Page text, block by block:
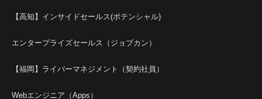
【高知】インサイドセールス(ポテンシャル)
エンタープライズセールス（ジョブカン）
【福岡】ライバーマネジメント（契約社員）
Webエンジニア（Apps）